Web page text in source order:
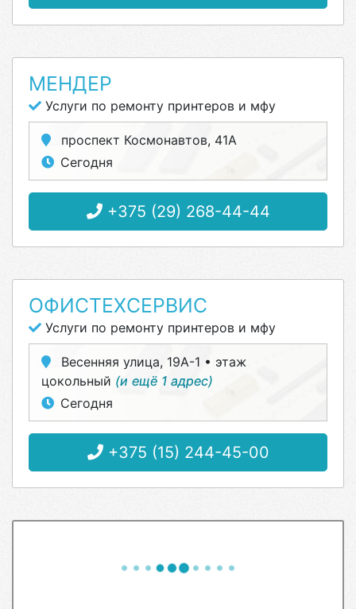
МЕНДЕР
Услуги по ремонту принтеров и мфу
проспект Космонавтов, 41А
Сегодня
+375 (29) 268-44-44
ОФИСТЕХСЕРВИС
Услуги по ремонту принтеров и мфу
Весенняя улица, 19А-1 • этаж
цокольный (и ещё 1 адрес)
Сегодня
+375 (15) 244-45-00